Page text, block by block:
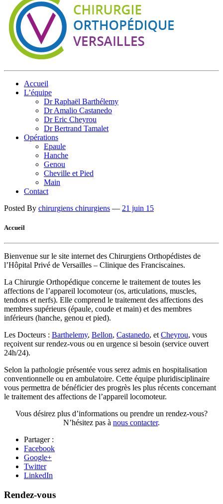
Accueil
L’équipe
Dr Raphaël Barthélemy
Dr Amalio Castanedo
Dr Eric Cheyrou
Dr Bertrand Tamalet
Opérations
Epaule
Hanche
Genou
Cheville et Pied
Main
Contact
Posted By chirurgiens chirurgiens — 21 juin 15
Accueil
Bienvenue sur le site internet des Chirurgiens Orthopédistes de
l’Hôpital Privé de Versailles – Clinique des Franciscaines.
La Chirurgie Orthopédique concerne le traitement de toutes les
affections de l’appareil locomoteur (os, articulations, muscles,
tendons et nerfs). Elle comprend le traitement des affections des
membres supérieurs (épaule, coude et main) et des membres
inférieurs (hanche, genou et pied).
Les Docteurs : Barthelemy, Bellon, Castanedo, et Cheyrou, vous
reçoivent sur rendez-vous ou en urgence si besoin (service ouvert
24h/24).
Selon la pathologie présentée vous serez admis en hospitalisation
conventionnelle ou en ambulatoire. Cette équipe pluridisciplinaire
vous permettra de bénéficier des progrès les plus récents concernant
le traitement des affections de l’appareil locomoteur.
Vous désirez plus d’informations ou prendre un rendez-vous?
N’hésitez pas à nous contacter.
Partager :
Facebook
Google+
Twitter
LinkedIn
Rendez-vous